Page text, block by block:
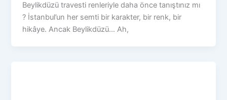
Beylikdüzü travesti renleriyle daha önce tanıştınız mı
? İstanbul’un her semti bir karakter, bir renk, bir
hikâye. Ancak Beylikdüzü… Ah,